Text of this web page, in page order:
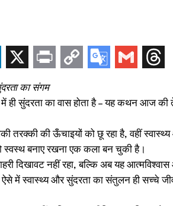
का संगम
सुंदरता का वास होता है – यह कथन आज की
तरक्की की ऊँचाइयों को छू रहा है, वहीं
स्वस्थ बनाए रखना एक कला बन चुकी है।
दिखावट नहीं रहा, बल्कि अब यह
में स्वास्थ्य और सुंदरता का संतुलन ही सच्चे